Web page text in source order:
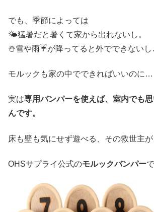
でも、季節によっては
🌤️猛暑だと暑くて家から出れないし。
☃️雪や雨☔が降ってると外でできない
モルックも家の中でできればいいのに…
実は専用バンパーを使えば、室内でも
んです。
床も壁も気にせず遊べる、その救世主が
OHSサプライ公式のモルックバンパー